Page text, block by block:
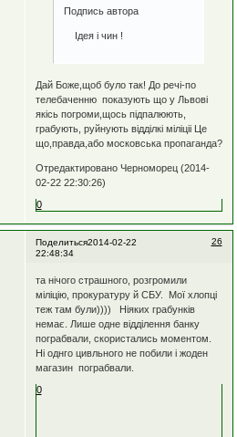
Подпись автора
Ідея і чин !
Дай Боже,щоб було так! До речі-по
телебаченню показують що у Львові
якісь погроми,щось підпалюють,
грабують, руйнують відділкі міліціі Це
що,правда,або московська пропаганда?
Отредактировано Черноморец (2014-
02-22 22:30:26)
0
Поделиться 26
2014-02-22
22:48:34
та нічого страшного, розгромили
міліцію, прокуратуру й СБУ. Мої хлопці
теж там були)))) Ніяких грабунків
немає. Лише одне відділення банку
пограбвали, скористались моментом.
Ні однго цивльного не побили і жоден
магазин пограбвали.
0